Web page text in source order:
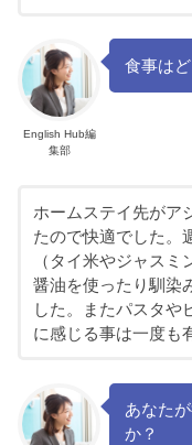
English Hub編
集部
食事は
ホームステイ先がア
たので快適でした。
（タイ米やジャス
醤油を使ったり馴染
した。またパスタや
に感じる事は一度も
あなた
か？